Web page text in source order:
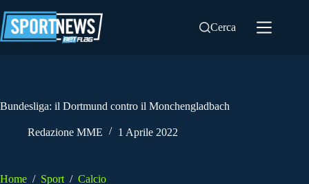
al
contenuto
Cerca
Bundesliga: il Dortmund contro il Monchengladbach
Redazione MME 1 Aprile 2022
Home / Sport / Calcio